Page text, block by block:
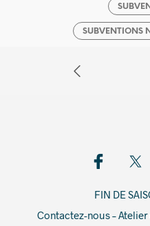
SUBVENTIONS
FIN DE
Contactez-nous –